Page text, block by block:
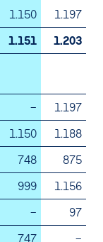
1.150
1.197
1.151
1.203
–
1.197
1.150
1.188
748
875
999
1.156
–
97
747 –